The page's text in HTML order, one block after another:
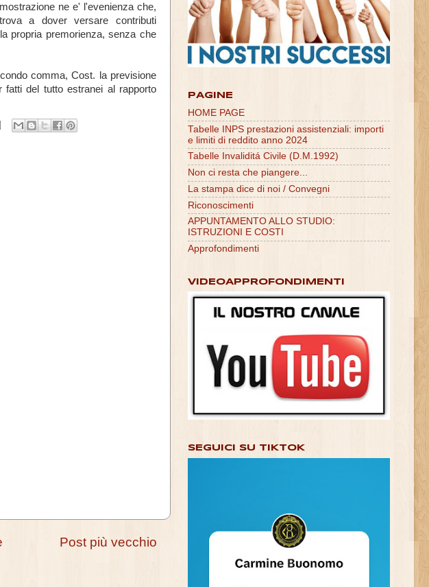
ne e' l'evenienza che,
a dover versare contributi
propria premorienza, senza che
comma, Cost. la previsione
fatti del tutto estranei al rapporto
Post più vecchio
PAGINE
HOME PAGE
Tabelle INPS prestazioni assistenziali: importi
e limiti di reddito anno 2024
Tabelle Invaliditá Civile (D.M.1992)
Non ci resta che piangere...
La stampa dice di noi / Convegni
Riconoscimenti
APPUNTAMENTO ALLO STUDIO:
ISTRUZIONI E COSTI
Approfondimenti
VIDEOAPPROFONDIMENTI
SEGUICI SU TIKTOK